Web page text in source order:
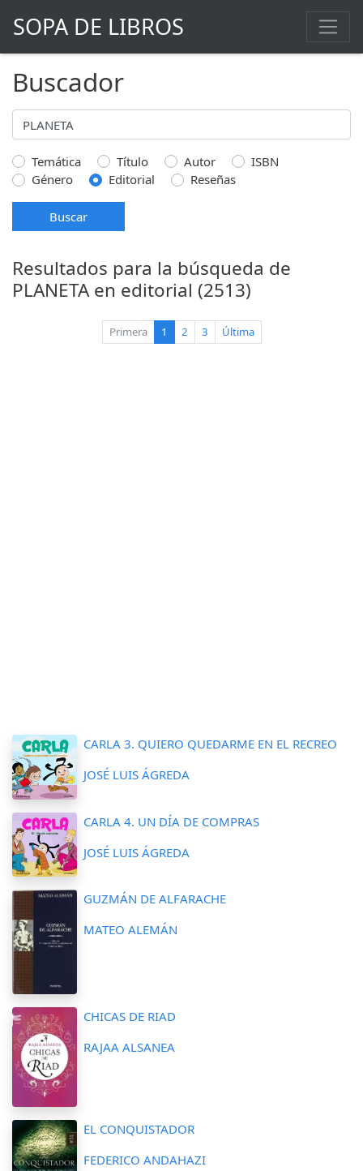
SOPA DE LIBROS
Buscador
Temática Título Autor
ISBN
Género
Editorial Reseñas
Buscar
Resultados para la búsqueda de
PLANETA en editorial (2513)
Primera 1 (current)
2 3 Última
CARLA 3. QUIERO QUEDARME EN EL RECREO
JOSÉ LUIS ÁGREDA
CARLA 4. UN DÍA DE COMPRAS
JOSÉ LUIS ÁGREDA
GUZMÁN DE ALFARACHE
MATEO ALEMÁN
CHICAS DE RIAD
RAJAA ALSANEA
EL CONQUISTADOR
FEDERICO ANDAHAZI